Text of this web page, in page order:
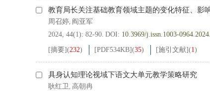
教育局长关注基础教育领域主题的变化特征、
周召婷, 阎亚军
2024, 44(1): 82-90. DOI: 10.3969/j.issn.1003-
[摘要](232) [PDF534KB](35) [施引文献](1)
具身认知理论视域下语文大单元教学策略研究
耿红卫, 高朝冉